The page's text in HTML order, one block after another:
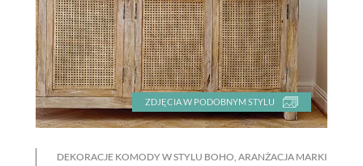
ZDJĘCIA W PODOBNYM STYLU
DEKORACJE KOMODY W STYLU BOHO, ARANŻACJA MARKI